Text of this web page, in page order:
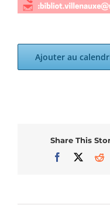
Ajouter au
Share This
Facebook
X